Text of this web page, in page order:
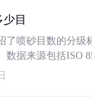
目
了喷砂目数的分级
数据来源包括ISO